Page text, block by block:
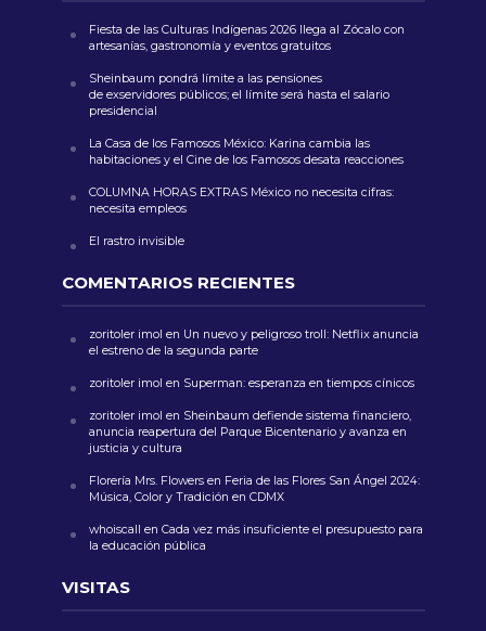
Fiesta de las Culturas Indígenas 2026 llega al Zócalo con
artesanías, gastronomía y eventos gratuitos
Sheinbaum pondrá límite a las pensiones
de exservidores públicos; el límite será hasta el salario
presidencial
La Casa de los Famosos México: Karina cambia las
habitaciones y el Cine de los Famosos desata reacciones
COLUMNA HORAS EXTRAS México no necesita cifras:
necesita empleos
El rastro invisible
COMENTARIOS RECIENTES
zoritoler imol en Un nuevo y peligroso troll: Netflix anuncia
el estreno de la segunda parte
zoritoler imol en Superman: esperanza en tiempos cínicos
zoritoler imol en Sheinbaum defiende sistema financiero,
anuncia reapertura del Parque Bicentenario y avanza en
justicia y cultura
Florería Mrs. Flowersen Feria de las Flores San Ángel 2024:
Música, Color y Tradición en CDMX
whoiscall en Cada vez más insuficiente el presupuesto para
la educación pública
VISITAS